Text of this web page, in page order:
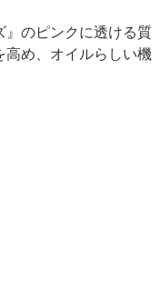
』のピンクに透ける質
高め、オイルらしい機